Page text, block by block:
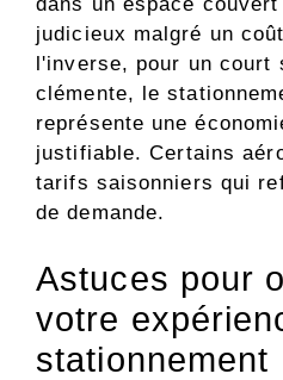
judicieux malgré un
l'inverse, pour un court
clémente, le
représente une
justifiable. Certains
tarifs saisonniers qui
de demande.
Astuces pour
votre
stationnement